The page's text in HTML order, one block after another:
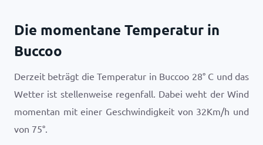
Die momentane Temperatur in
Buccoo
Derzeit beträgt die Temperatur in Buccoo 28° C und das
Wetter ist stellenweise regenfall. Dabei weht der Wind
momentan mit einer Geschwindigkeit von 32Km/h und
von 75°.